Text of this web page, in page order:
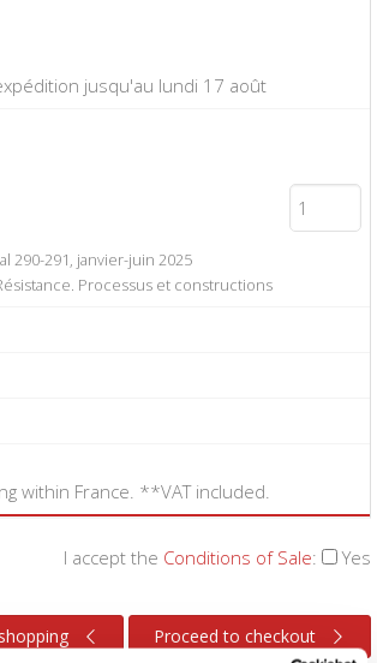
jusqu'au lundi 17 août
290-291, janvier-juin 2025
Processus et constructions
within France. **VAT included.
I accept the Conditions of Sale: Yes
Proceed to checkout